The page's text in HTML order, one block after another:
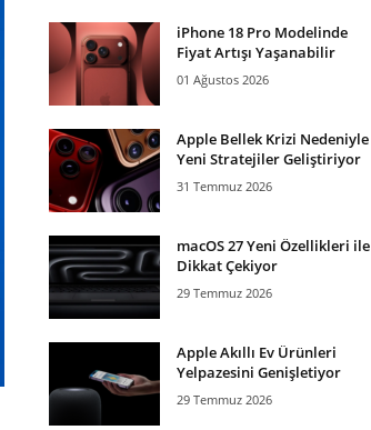
iPhone 18 Pro Modelinde
Fiyat Artışı Yaşanabilir
01 Ağustos 2026
Apple Bellek Krizi Nedeniyle
Yeni Stratejiler Geliştiriyor
31 Temmuz 2026
macOS 27 Yeni Özellikleri ile
Dikkat Çekiyor
29 Temmuz 2026
Apple Akıllı Ev Ürünleri
Yelpazesini Genişletiyor
29 Temmuz 2026